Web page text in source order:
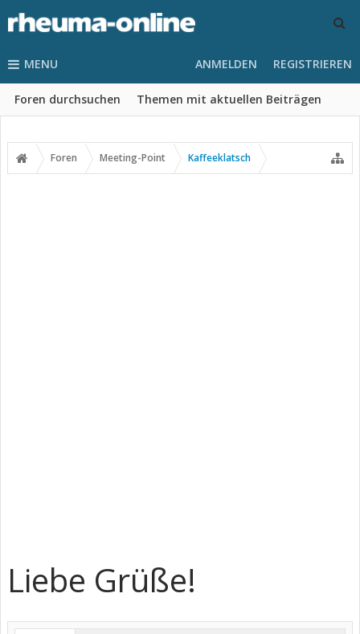
MENU
Foren durchsuchen Themen mit aktuellen Beiträgen
ANMELDEN REGISTRIEREN
Foren Meeting-Point Kaffeeklatsch
Liebe Grüße!